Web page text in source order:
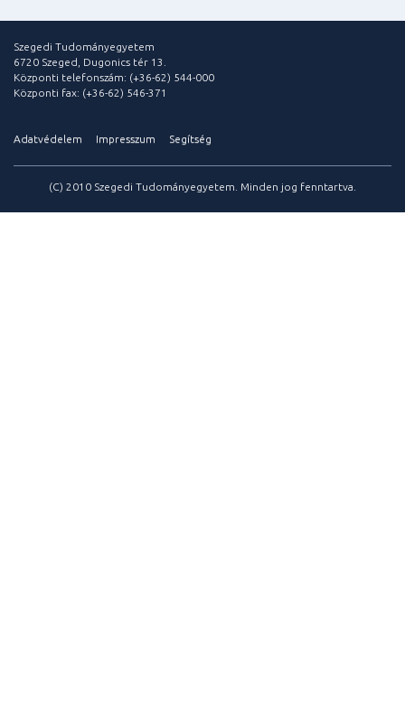
Szegedi Tudományegyetem
6720 Szeged, Dugonics tér 13.
Központi telefonszám: (+36-62) 544-000
Központi fax: (+36-62) 546-371
Adatvédelem Impresszum Segítség
(C) 2010 Szegedi Tudományegyetem. Minden jog fenntartva.